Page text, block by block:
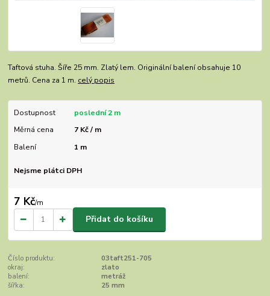
Taftová stuha. Šíře 25 mm. Zlatý lem. Originální balení obsahuje 10
metrů. Cena za 1 m. celý popis
Dostupnost
poslední 2 m
Měrná cena
7 Kč / m
Balení
1 m
Nejsme plátci DPH
7 Kč/m
Přidat do košíku
Číslo produktu:
03taft251-705
okraj:
zlato
balení:
metráž
šířka:
25 mm